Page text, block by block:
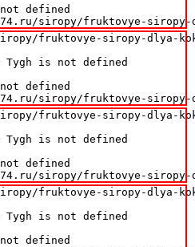
defined
siropy/fruktovye-
fruktovye-siropy-dlya-
Tygh is not defined
defined
siropy/fruktovye-
fruktovye-siropy-dlya-
Tygh is not defined
defined
siropy/fruktovye-
fruktovye-siropy-dlya-
Tygh is not defined
defined